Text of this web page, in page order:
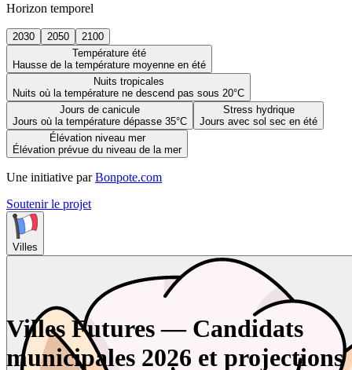
Horizon temporel
2030 2050
2100
Température été
Hausse de la température moyenne en été
Nuits tropicales
Nuits où la température ne descend pas sous 20°C
Jours de canicule
Jours où la température dépasse 35°C
Stress hydrique
Jours avec sol sec en été
Élévation niveau mer
Élévation prévue du niveau de la mer
Une initiative par Bonpote.com
Soutenir le projet
Villes
Villes Futures — Candidats
municipales 2026 et projections